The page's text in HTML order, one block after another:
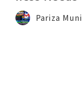
Pariza Muni